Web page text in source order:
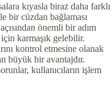
kıyasla biraz daha farklı
bir cüzdan bağlaması
önemli bir adım
karmaşık gelebilir.
kontrol etmesine olanak
büyük bir avantajdır.
kullanıcıların işlem